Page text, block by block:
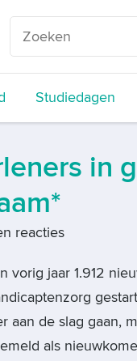
Studiedagen
in
reacties
vorig jaar 1.912
aan de slag gaan,
als